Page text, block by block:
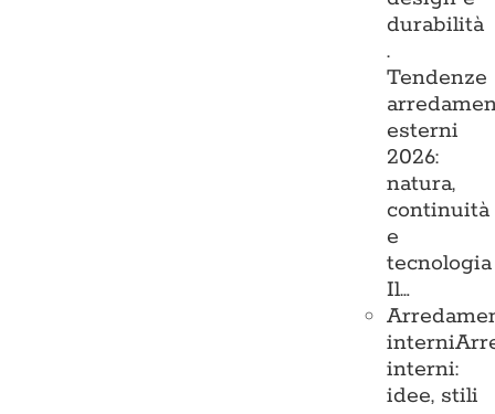
durabilità
.
Tendenze
esterni
2026:
natura,
continuità
e
tecnologia
Il…
interni
interni:
idee, stili